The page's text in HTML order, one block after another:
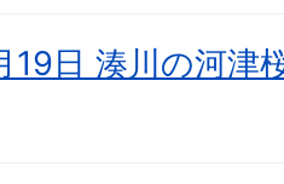
19日 湊川の河津